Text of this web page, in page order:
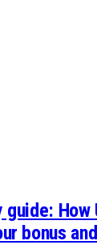
How
bonus